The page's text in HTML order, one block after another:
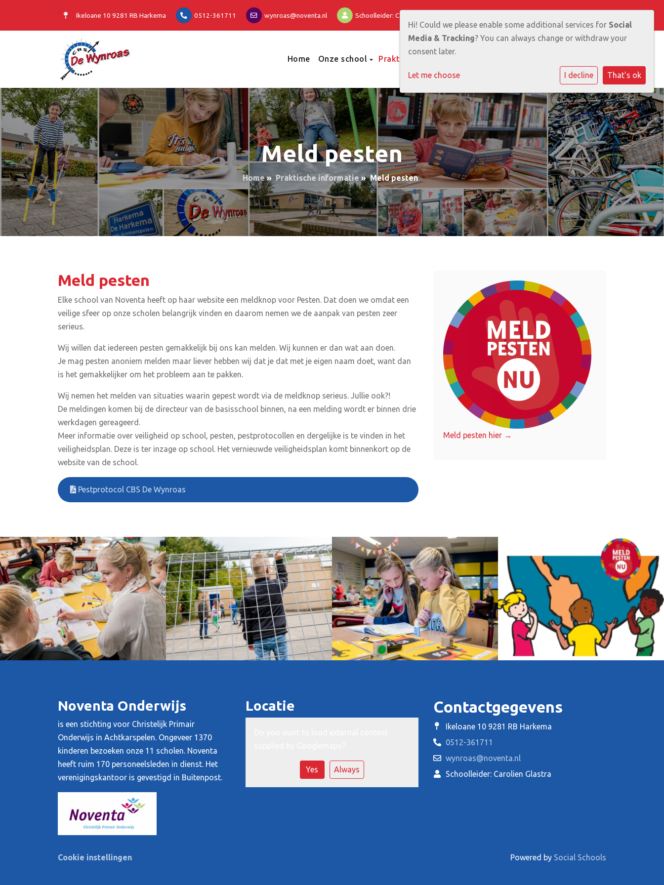
Ikeloane 10 9281 RB Harkema 0512-361711 wynroas@noventa.nl Schoolleider: Carolien Glastra
Home Onze school Praktische informatie
Meld pesten
Home» Praktische informatie » Meld pesten
Meld pesten
Elke school van Noventa heeft op haar website een meldknop voor Pesten. Dat doen we omdat een
veilige sfeer op onze scholen belangrijk vinden en daarom nemen we de aanpak van pesten zeer
serieus.
Wij willen dat iedereen pesten gemakkelijk bij ons kan melden. Wij kunnen er dan wat aan doen.
Je mag pesten anoniem melden maar liever hebben wij dat je dat met je eigen naam doet, want dan
is het gemakkelijker om het probleem aan te pakken.
Wij nemen het melden van situaties waarin gepest wordt via de meldknop serieus. Jullie ook?!
De meldingen komen bij de directeur van de basisschool binnen, na een melding wordt er binnen drie
werkdagen gereageerd.
Meer informatie over veiligheid op school, pesten, pestprotocollen en dergelijke is te vinden in het
veiligheidsplan. Deze is ter inzage op school. Het vernieuwde veiligheidsplan komt binnenkort op de
website van de school.
Pestprotocol CBS De Wynroas
Meld pesten hier →
Noventa Onderwijs
is een stichting voor Christelijk Primair
Onderwijs in Achtkarspelen. Ongeveer 1370
kinderen bezoeken onze 11 scholen. Noventa
heeft ruim 170 personeelsleden in dienst. Het
verenigingskantoor is gevestigd in Buitenpost.
Locatie
Yes Always
Contactgegevens
Ikeloane 10 9281 RB Harkema
0512-361711
wynroas@noventa.nl
Schoolleider: Carolien Glastra
Cookie instellingen Powered by Social Schools
Hi! Could we please enable some additional services for Social
Media & Tracking? You can always change or withdraw your
consent later.
Let me choose I decline That's ok